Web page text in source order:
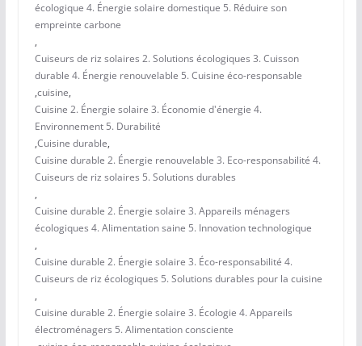
écologique 4. Énergie solaire domestique 5. Réduire son
empreinte carbone
,
Cuiseurs de riz solaires 2. Solutions écologiques 3. Cuisson
durable 4. Énergie renouvelable 5. Cuisine éco-responsable
,cuisine,
Cuisine 2. Énergie solaire 3. Économie d'énergie 4.
Environnement 5. Durabilité
,Cuisine durable,
Cuisine durable 2. Énergie renouvelable 3. Eco-responsabilité 4.
Cuiseurs de riz solaires 5. Solutions durables
,
Cuisine durable 2. Énergie solaire 3. Appareils ménagers
écologiques 4. Alimentation saine 5. Innovation technologique
,
Cuisine durable 2. Énergie solaire 3. Éco-responsabilité 4.
Cuiseurs de riz écologiques 5. Solutions durables pour la cuisine
,
Cuisine durable 2. Énergie solaire 3. Écologie 4. Appareils
électroménagers 5. Alimentation consciente